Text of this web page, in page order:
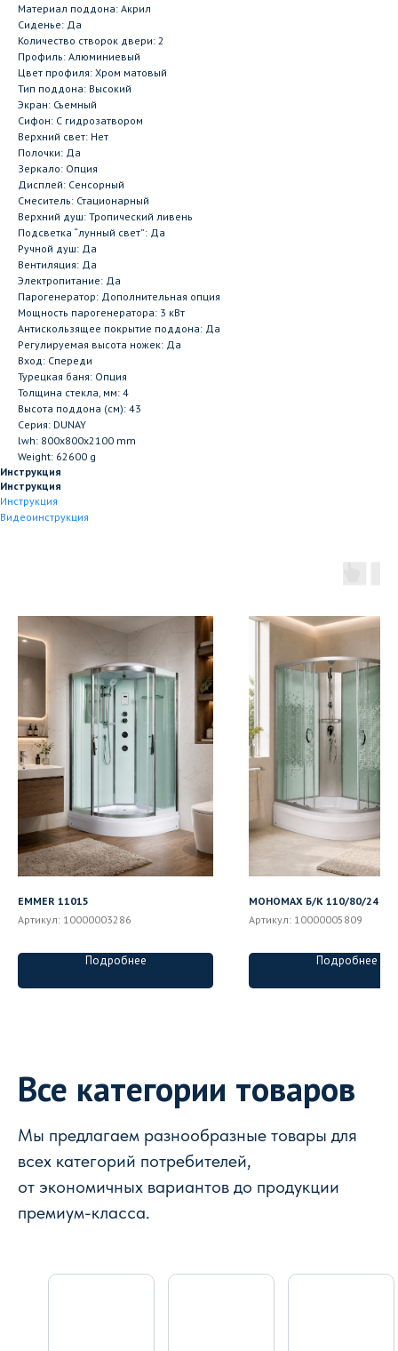
Материал поддона: Акрил
Сиденье: Да
Количество створок двери: 2
Профиль: Алюминиевый
Цвет профиля: Хром матовый
Тип поддона: Высокий
Экран: Съемный
Сифон: С гидрозатвором
Верхний свет: Нет
Полочки: Да
Зеркало: Опция
Дисплей: Сенсорный
Смеситель: Стационарный
Верхний душ: Тропический ливень
Подсветка “лунный свет”: Да
Ручной душ: Да
Вентиляция: Да
Электропитание: Да
Парогенератор: Дополнительная опция
Мощность парогенератора: 3 кВт
Антискользящее покрытие поддона: Да
Регулируемая высота ножек: Да
Вход: Спереди
Турецкая баня: Опция
Толщина стекла, мм: 4
Высота поддона (см): 43
Серия: DUNAY
lwh: 800x800x2100 mm
Weight: 62600 g
Инструкция
Инструкция
Инструкция
Видеоинструкция
EMMER 11015
Артикул: 10000003286
Подробнее
МОНОМАХ Б/К 110/80/24 МЗ
Артикул: 10000005809
Подробнее
Все категории товаров
Мы предлагаем разнообразные товары для
всех категорий потребителей,
от экономичных вариантов до продукции
премиум-класса.